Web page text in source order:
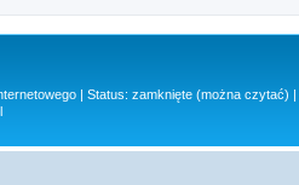
| Status: zamknięte (można czytać)